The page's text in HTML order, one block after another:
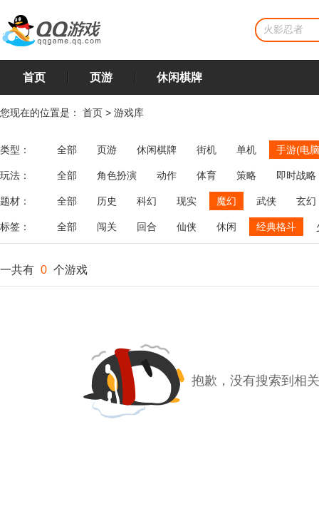
首页 页游 休闲棋牌
您现在的位置是： 首页 > 游戏库
类型： 全部 页游 休闲棋牌 街机 单机 手游(电
玩法： 全部 角色扮演 动作 体育 策略
即时战略
飞行
恋爱 第三人称射击 棋类 牌类 麻将
题材： 全部 历史 科幻 现实 魔幻 武侠 玄幻
标签： 全部 闯关 回合 仙侠 休闲 经典格斗
一共有 0 个游戏
抱歉，没有搜索到相